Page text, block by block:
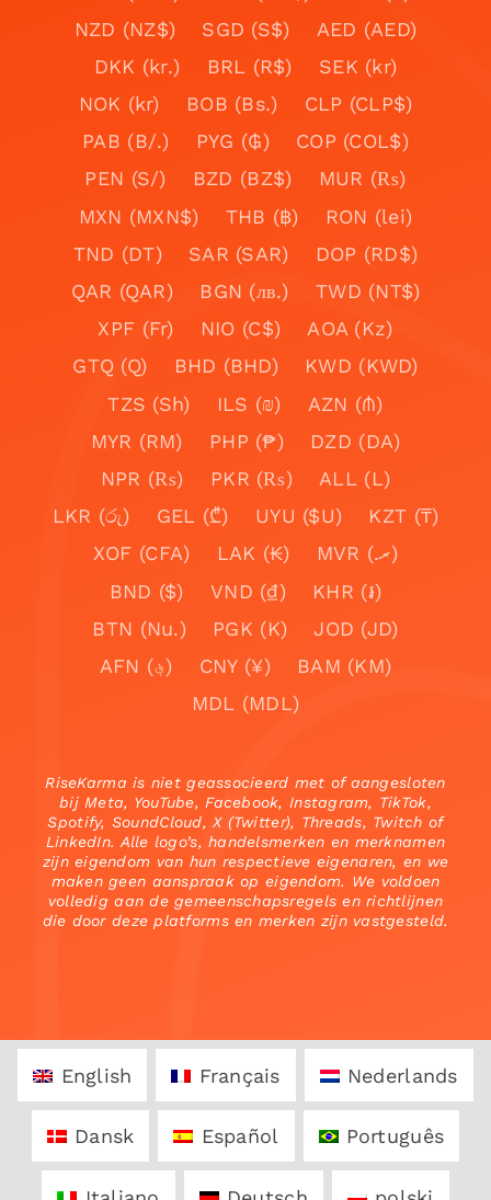
NZD (NZ$)
SGD (S$)
AED (AED)
DKK (kr.)
BRL (R$)
SEK (kr)
NOK (kr)
BOB (Bs.)
CLP (CLP$)
PAB (B/.)
PYG (₲)
COP (COL$)
PEN (S/)
BZD (BZ$)
MUR (₨)
MXN (MXN$)
THB (฿)
RON (lei)
TND (DT)
SAR (SAR)
DOP (RD$)
QAR (QAR)
BGN (лв.)
TWD (NT$)
XPF (Fr)
NIO (C$)
AOA (Kz)
GTQ (Q)
BHD (BHD)
KWD (KWD)
TZS (Sh)
ILS (₪)
AZN (₼)
MYR (RM)
PHP (₱)
DZD (DA)
NPR (₨)
PKR (₨)
ALL (L)
LKR (රු)
GEL (₾) UYU ($U)
KZT (₸)
XOF (CFA)
LAK (₭)
MVR (.ރ)
BND ($)
VND (₫)
KHR (៛)
BTN (Nu.)
PGK (K)
JOD (JD)
AFN (؋)
CNY (¥)
BAM (KM)
MDL (MDL)
RiseKarma is niet geassocieerd met of aangesloten
bij Meta, YouTube, Facebook, Instagram, TikTok,
Spotify, SoundCloud, X (Twitter), Threads, Twitch of
LinkedIn. Alle logo’s, handelsmerken en merknamen
zijn eigendom van hun respectieve eigenaren, en we
maken geen aanspraak op eigendom. We voldoen
volledig aan de gemeenschapsregels en richtlijnen
die door deze platforms en merken zijn vastgesteld.
English Français Nederlands
Dansk Español Português